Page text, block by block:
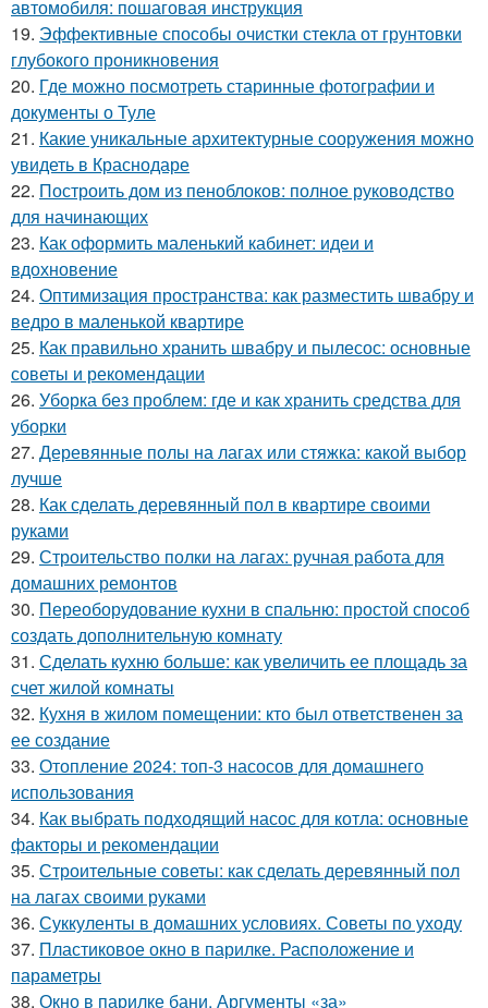
автомобиля: пошаговая инструкция
19. Эффективные способы очистки стекла от грунтовки
глубокого проникновения
20. Где можно посмотреть старинные фотографии и
документы о Туле
21. Какие уникальные архитектурные сооружения можно
увидеть в Краснодаре
22. Построить дом из пеноблоков: полное руководство
для начинающих
23. Как оформить маленький кабинет: идеи и
вдохновение
24. Оптимизация пространства: как разместить швабру и
ведро в маленькой квартире
25. Как правильно хранить швабру и пылесос: основные
советы и рекомендации
26. Уборка без проблем: где и как хранить средства для
уборки
27. Деревянные полы на лагах или стяжка: какой выбор
лучше
28. Как сделать деревянный пол в квартире своими
руками
29. Строительство полки на лагах: ручная работа для
домашних ремонтов
30. Переоборудование кухни в спальню: простой способ
создать дополнительную комнату
31. Сделать кухню больше: как увеличить ее площадь за
счет жилой комнаты
32. Кухня в жилом помещении: кто был ответственен за
ее создание
33. Отопление 2024: топ-3 насосов для домашнего
использования
34. Как выбрать подходящий насос для котла: основные
факторы и рекомендации
35. Строительные советы: как сделать деревянный пол
на лагах своими руками
36. Суккуленты в домашних условиях. Советы по уходу
37. Пластиковое окно в парилке. Расположение и
параметры
38. Окно в парилке бани. Аргументы «за»